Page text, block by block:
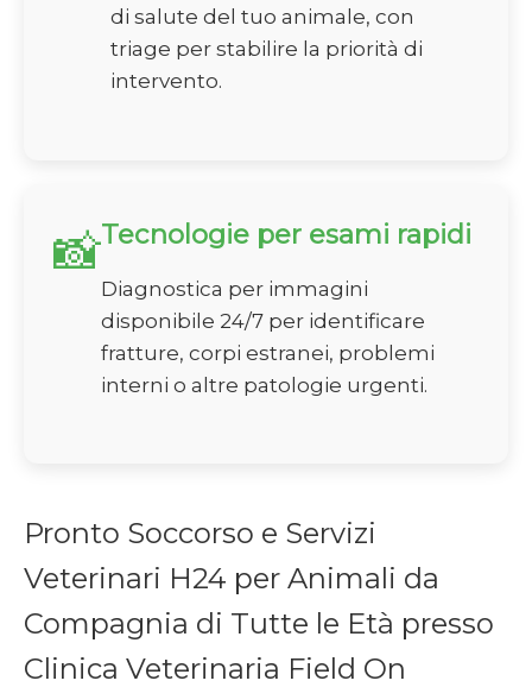
di salute del tuo animale, con
triage per stabilire la priorità di
intervento.
📸Tecnologie per esami rapidi
Diagnostica per immagini
disponibile 24/7 per identificare
fratture, corpi estranei, problemi
interni o altre patologie urgenti.
Pronto Soccorso e Servizi
Veterinari H24 per Animali da
Compagnia di Tutte le Età presso
Clinica Veterinaria Field On